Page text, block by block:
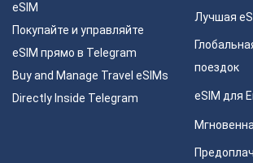
eSIM
Покупайте и управляйте
eSIM прямо в Telegram
Buy and Manage Travel eSIMs
Directly Inside Telegram
Лучшая
поездок
eSIM для